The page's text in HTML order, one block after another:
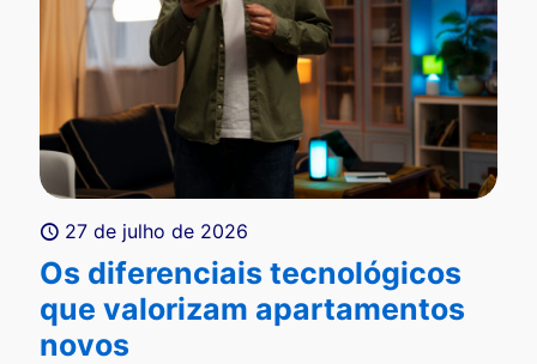
27 de julho de 2026
Os diferenciais tecnológicos
que valorizam apartamentos
novos